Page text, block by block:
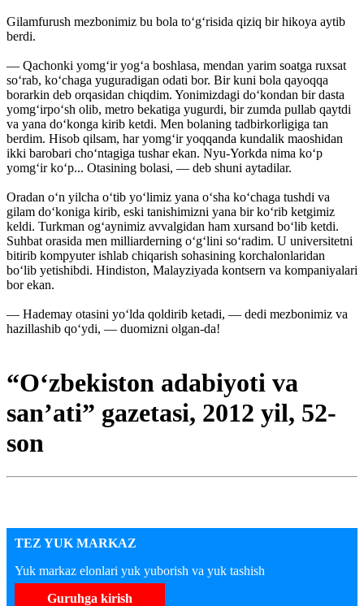
Gilamfurush mezbonimiz bu bola to‘g‘risida qiziq bir hikoya aytib
berdi.
— Qachonki yomg‘ir yog‘a boshlasa, mendan yarim soatga ruxsat
so‘rab, ko‘chaga yuguradigan odati bor. Bir kuni bola qayoqqa
borarkin deb orqasidan chiqdim. Yonimizdagi do‘kondan bir dasta
yomg‘irpo‘sh olib, metro bekatiga yugurdi, bir zumda pullab qaytdi
va yana do‘konga kirib ketdi. Men bolaning tadbirkorligiga tan
berdim. Hisob qilsam, har yomg‘ir yoqqanda kundalik maoshidan
ikki barobari cho‘ntagiga tushar ekan. Nyu-Yorkda nima ko‘p
yomg‘ir ko‘p... Otasining bolasi, — deb shuni aytadilar.
Oradan o‘n yilcha o‘tib yo‘limiz yana o‘sha ko‘chaga tushdi va
gilam do‘koniga kirib, eski tanishimizni yana bir ko‘rib ketgimiz
keldi. Turkman og‘aynimiz avvalgidan ham xursand bo‘lib ketdi.
Suhbat orasida men milliarderning o‘g‘lini so‘radim. U universitetni
bitirib kompyuter ishlab chiqarish sohasining korchalonlaridan
bo‘lib yetishibdi. Hindiston, Malayziyada kontsern va kompaniyalari
bor ekan.
— Hademay otasini yo‘lda qoldirib ketadi, — dedi mezbonimiz va
hazillashib qo‘ydi, — duomizni olgan-da!
“O‘zbekiston adabiyoti va
san’ati” gazetasi, 2012 yil, 52-
son
TEZ YUK MARKAZ
Yuk markaz elonlari yuk yuborish va yuk tashish
Guruhga kirish